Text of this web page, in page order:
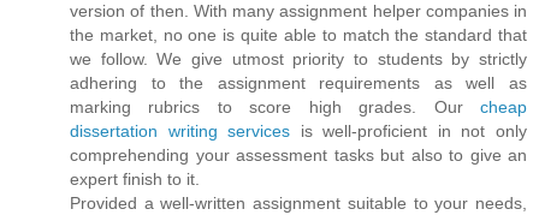
version of then. With many assignment helper companies in
the market, no one is quite able to match the standard that
we follow. We give utmost priority to students by strictly
adhering to the assignment requirements as well as
marking rubrics to score high grades. Our cheap
dissertation writing services is well-proficient in not only
comprehending your assessment tasks but also to give an
expert finish to it.
Provided a well-written assignment suitable to your needs,